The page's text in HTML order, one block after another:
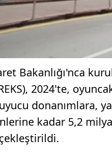
Bakanlığı'nca
2024'te,
donanımlara,
kadar 5,2